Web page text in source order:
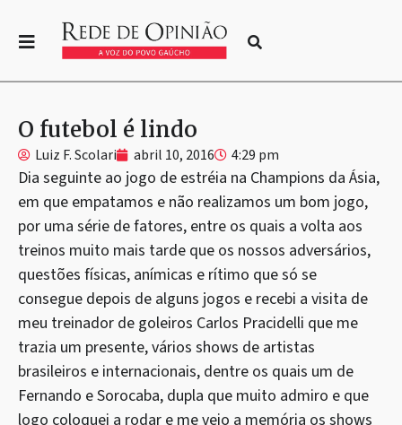
O futebol é lindo
Luiz F. Scolari abril 10, 2016 4:29 pm
Dia seguinte ao jogo de estréia na Champions da Ásia,
em que empatamos e não realizamos um bom jogo,
por uma série de fatores, entre os quais a volta aos
treinos muito mais tarde que os nossos adversários,
questões físicas, anímicas e rítimo que só se
consegue depois de alguns jogos e recebi a visita de
meu treinador de goleiros Carlos Pracidelli que me
trazia um presente, vários shows de artistas
brasileiros e internacionais, dentre os quais um de
Fernando e Sorocaba, dupla que muito admiro e que
logo coloquei a rodar e me veio a memória os shows